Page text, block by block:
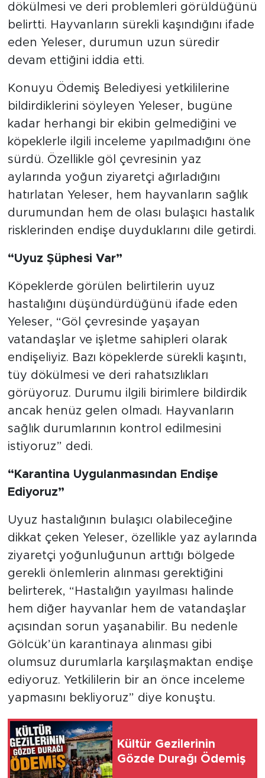
dökülmesi ve deri problemleri görüldüğünü
belirtti. Hayvanların sürekli kaşındığını ifade
eden Yeleser, durumun uzun süredir
devam ettiğini iddia etti.
Konuyu Ödemiş Belediyesi yetkililerine
bildirdiklerini söyleyen Yeleser, bugüne
kadar herhangi bir ekibin gelmediğini ve
köpeklerle ilgili inceleme yapılmadığını öne
sürdü. Özellikle göl çevresinin yaz
aylarında yoğun ziyaretçi ağırladığını
hatırlatan Yeleser, hem hayvanların sağlık
durumundan hem de olası bulaşıcı hastalık
risklerinden endişe duyduklarını dile getirdi.
“Uyuz Şüphesi Var”
Köpeklerde görülen belirtilerin uyuz
hastalığını düşündürdüğünü ifade eden
Yeleser, “Göl çevresinde yaşayan
vatandaşlar ve işletme sahipleri olarak
endişeliyiz. Bazı köpeklerde sürekli kaşıntı,
tüy dökülmesi ve deri rahatsızlıkları
görüyoruz. Durumu ilgili birimlere bildirdik
ancak henüz gelen olmadı. Hayvanların
sağlık durumlarının kontrol edilmesini
istiyoruz” dedi.
“Karantina Uygulanmasından Endişe
Ediyoruz”
Uyuz hastalığının bulaşıcı olabileceğine
dikkat çeken Yeleser, özellikle yaz aylarında
ziyaretçi yoğunluğunun arttığı bölgede
gerekli önlemlerin alınması gerektiğini
belirterek, “Hastalığın yayılması halinde
hem diğer hayvanlar hem de vatandaşlar
açısından sorun yaşanabilir. Bu nedenle
Gölcük’ün karantinaya alınması gibi
olumsuz durumlarla karşılaşmaktan endişe
ediyoruz. Yetkililerin bir an önce inceleme
yapmasını bekliyoruz” diye konuştu.
Kültür Gezilerinin
Gözde Durağı Ödemiş